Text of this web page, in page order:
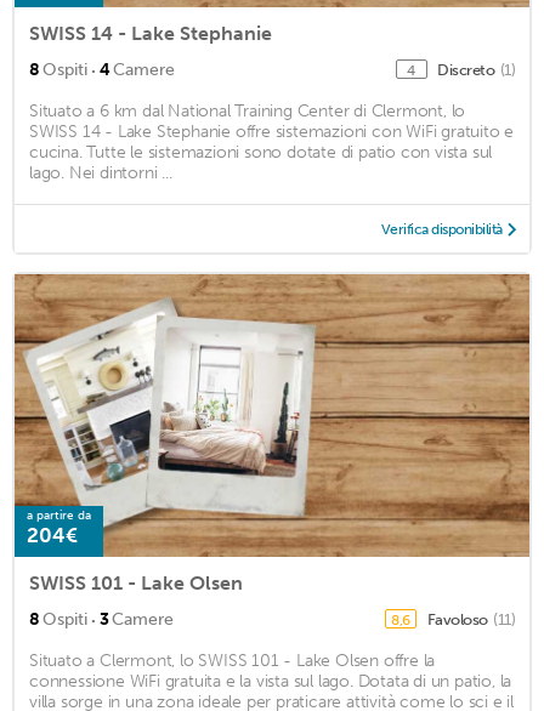
SWISS 14 - Lake Stephanie
8Ospiti · 4Camere 4 Discreto (1)
Situato a 6 km dal National Training Center di Clermont, lo
SWISS 14 - Lake Stephanie offre sistemazioni con WiFi gratuito e
cucina. Tutte le sistemazioni sono dotate di patio con vista sul
lago. Nei dintorni ...
Verifica disponibilità
a partire da
204€
SWISS 101 - Lake Olsen
8Ospiti · 3Camere 8,6 Favoloso (11)
Situato a Clermont, lo SWISS 101 - Lake Olsen offre la
connessione WiFi gratuita e la vista sul lago. Dotata di un patio, la
villa sorge in una zona ideale per praticare attività come lo sci e il